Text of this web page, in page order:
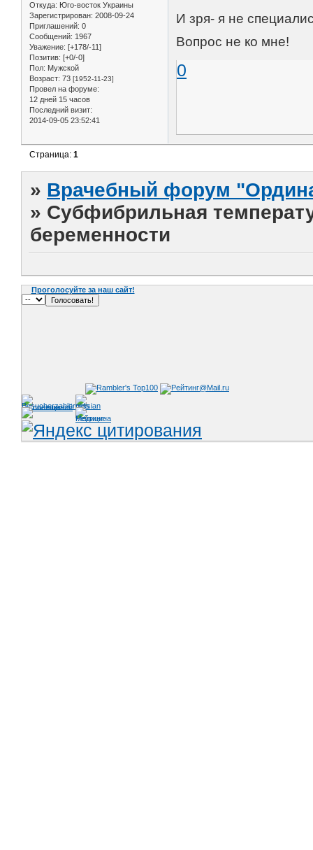
Откуда: Юго-восток Украины
Зарегистрирован: 2008-09-24
Приглашений: 0
Сообщений: 1967
Уважение: [+178/-11]
Позитив: [+0/-0]
Пол: Мужской
Возраст: 73 [1952-11-23]
Провел на форуме:
12 дней 15 часов
Последний визит:
2014-09-05 23:52:41
И зря- я не
Вопрос не ко мне!
0
Страница:1
» Врачебный форум
» Cубфибрильная
беременности
Проголосуйте за наш сайт!